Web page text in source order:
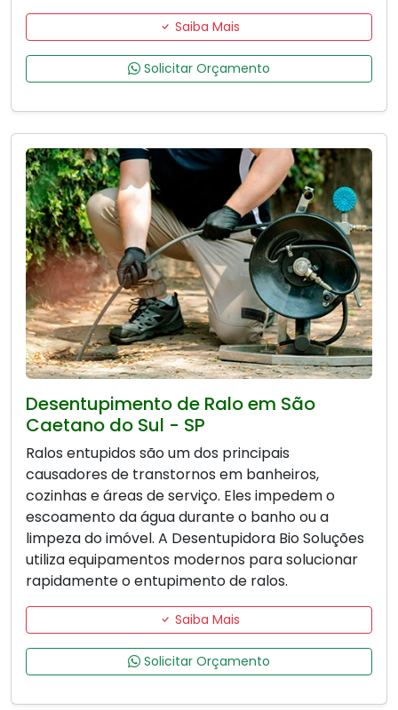
Saiba Mais
Solicitar Orçamento
Desentupimento de Ralo em São
Caetano do Sul - SP
Ralos entupidos são um dos principais
causadores de transtornos em banheiros,
cozinhas e áreas de serviço. Eles impedem o
escoamento da água durante o banho ou a
limpeza do imóvel. A Desentupidora Bio Soluções
utiliza equipamentos modernos para solucionar
rapidamente o entupimento de ralos.
Saiba Mais
Solicitar Orçamento